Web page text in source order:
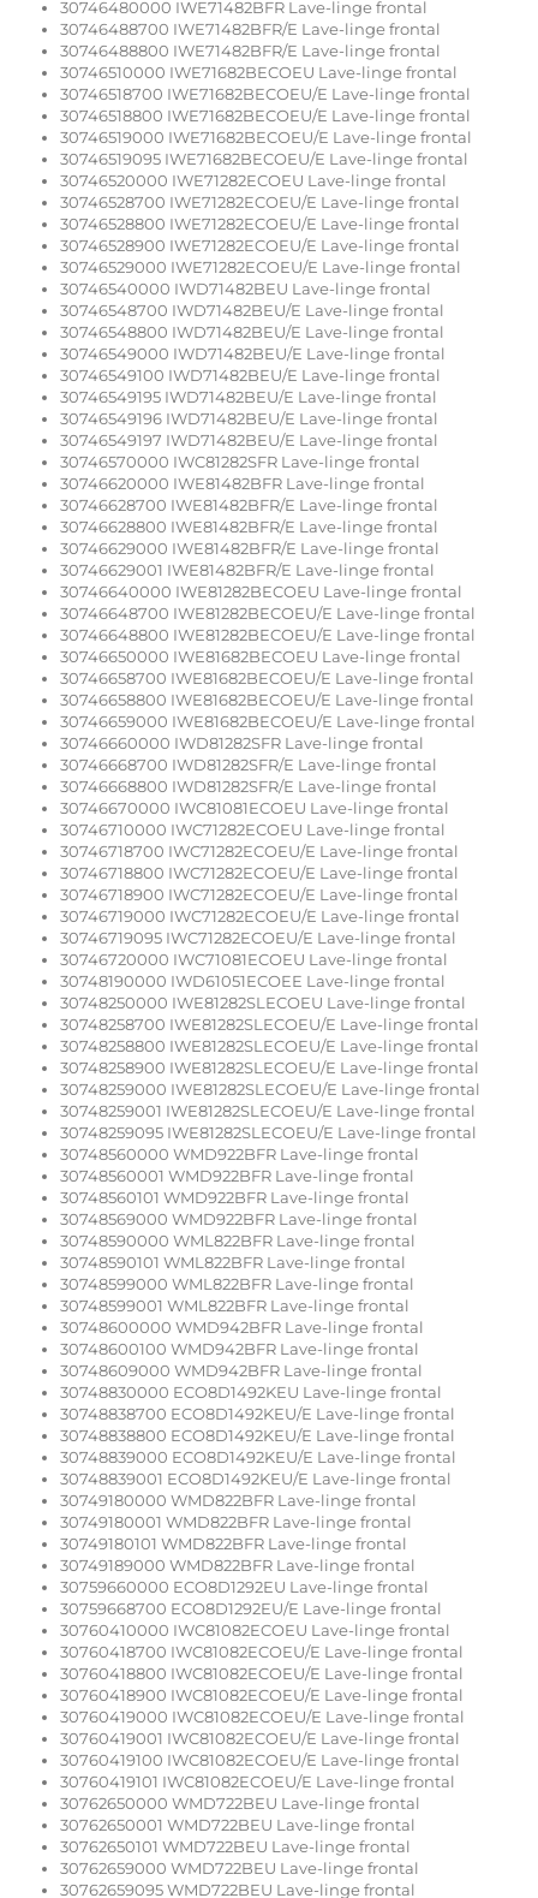
30746480000 IWE71482BFR Lave-linge frontal
30746488700 IWE71482BFR/E Lave-linge frontal
30746488800 IWE71482BFR/E Lave-linge frontal
30746510000 IWE71682BECOEU Lave-linge frontal
30746518700 IWE71682BECOEU/E Lave-linge frontal
30746518800 IWE71682BECOEU/E Lave-linge frontal
30746519000 IWE71682BECOEU/E Lave-linge frontal
30746519095 IWE71682BECOEU/E Lave-linge frontal
30746520000 IWE71282ECOEU Lave-linge frontal
30746528700 IWE71282ECOEU/E Lave-linge frontal
30746528800 IWE71282ECOEU/E Lave-linge frontal
30746528900 IWE71282ECOEU/E Lave-linge frontal
30746529000 IWE71282ECOEU/E Lave-linge frontal
30746540000 IWD71482BEU Lave-linge frontal
30746548700 IWD71482BEU/E Lave-linge frontal
30746548800 IWD71482BEU/E Lave-linge frontal
30746549000 IWD71482BEU/E Lave-linge frontal
30746549100 IWD71482BEU/E Lave-linge frontal
30746549195 IWD71482BEU/E Lave-linge frontal
30746549196 IWD71482BEU/E Lave-linge frontal
30746549197 IWD71482BEU/E Lave-linge frontal
30746570000 IWC81282SFR Lave-linge frontal
30746620000 IWE81482BFR Lave-linge frontal
30746628700 IWE81482BFR/E Lave-linge frontal
30746628800 IWE81482BFR/E Lave-linge frontal
30746629000 IWE81482BFR/E Lave-linge frontal
30746629001 IWE81482BFR/E Lave-linge frontal
30746640000 IWE81282BECOEU Lave-linge frontal
30746648700 IWE81282BECOEU/E Lave-linge frontal
30746648800 IWE81282BECOEU/E Lave-linge frontal
30746650000 IWE81682BECOEU Lave-linge frontal
30746658700 IWE81682BECOEU/E Lave-linge frontal
30746658800 IWE81682BECOEU/E Lave-linge frontal
30746659000 IWE81682BECOEU/E Lave-linge frontal
30746660000 IWD81282SFR Lave-linge frontal
30746668700 IWD81282SFR/E Lave-linge frontal
30746668800 IWD81282SFR/E Lave-linge frontal
30746670000 IWC81081ECOEU Lave-linge frontal
30746710000 IWC71282ECOEU Lave-linge frontal
30746718700 IWC71282ECOEU/E Lave-linge frontal
30746718800 IWC71282ECOEU/E Lave-linge frontal
30746718900 IWC71282ECOEU/E Lave-linge frontal
30746719000 IWC71282ECOEU/E Lave-linge frontal
30746719095 IWC71282ECOEU/E Lave-linge frontal
30746720000 IWC71081ECOEU Lave-linge frontal
30748190000 IWD61051ECOEE Lave-linge frontal
30748250000 IWE81282SLECOEU Lave-linge frontal
30748258700 IWE81282SLECOEU/E Lave-linge frontal
30748258800 IWE81282SLECOEU/E Lave-linge frontal
30748258900 IWE81282SLECOEU/E Lave-linge frontal
30748259000 IWE81282SLECOEU/E Lave-linge frontal
30748259001 IWE81282SLECOEU/E Lave-linge frontal
30748259095 IWE81282SLECOEU/E Lave-linge frontal
30748560000 WMD922BFR Lave-linge frontal
30748560001 WMD922BFR Lave-linge frontal
30748560101 WMD922BFR Lave-linge frontal
30748569000 WMD922BFR Lave-linge frontal
30748590000 WML822BFR Lave-linge frontal
30748590101 WML822BFR Lave-linge frontal
30748599000 WML822BFR Lave-linge frontal
30748599001 WML822BFR Lave-linge frontal
30748600000 WMD942BFR Lave-linge frontal
30748600100 WMD942BFR Lave-linge frontal
30748609000 WMD942BFR Lave-linge frontal
30748830000 ECO8D1492KEU Lave-linge frontal
30748838700 ECO8D1492KEU/E Lave-linge frontal
30748838800 ECO8D1492KEU/E Lave-linge frontal
30748839000 ECO8D1492KEU/E Lave-linge frontal
30748839001 ECO8D1492KEU/E Lave-linge frontal
30749180000 WMD822BFR Lave-linge frontal
30749180001 WMD822BFR Lave-linge frontal
30749180101 WMD822BFR Lave-linge frontal
30749189000 WMD822BFR Lave-linge frontal
30759660000 ECO8D1292EU Lave-linge frontal
30759668700 ECO8D1292EU/E Lave-linge frontal
30760410000 IWC81082ECOEU Lave-linge frontal
30760418700 IWC81082ECOEU/E Lave-linge frontal
30760418800 IWC81082ECOEU/E Lave-linge frontal
30760418900 IWC81082ECOEU/E Lave-linge frontal
30760419000 IWC81082ECOEU/E Lave-linge frontal
30760419001 IWC81082ECOEU/E Lave-linge frontal
30760419100 IWC81082ECOEU/E Lave-linge frontal
30760419101 IWC81082ECOEU/E Lave-linge frontal
30762650000 WMD722BEU Lave-linge frontal
30762650001 WMD722BEU Lave-linge frontal
30762650101 WMD722BEU Lave-linge frontal
30762659000 WMD722BEU Lave-linge frontal
30762659095 WMD722BEU Lave-linge frontal